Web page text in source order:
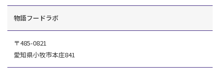
物語フードラボ
〒485-0821
愛知県小牧市本庄841